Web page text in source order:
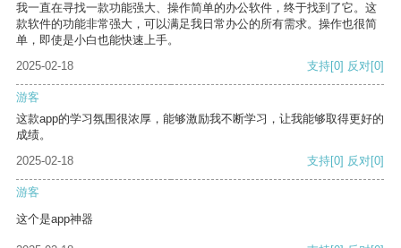
我一直在寻找一款功能强大、操作简单的办公软件，终于找到了它。这
款软件的功能非常强大，可以满足我日常办公的所有需求。操作也很简
单，即使是小白也能快速上手。
2025-02-18
支持[0] 反对[0]
游客
这款app的学习氛围很浓厚，能够激励我不断学习，让我能够取得更好的
成绩。
2025-02-18
支持[0] 反对[0]
游客
这个是app神器